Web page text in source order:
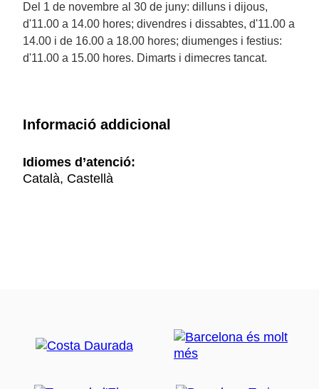
Del 1 de novembre al 30 de juny: dilluns i dijous,
d'11.00 a 14.00 hores; divendres i dissabtes, d'11.00 a
14.00 i de 16.00 a 18.00 hores; diumenges i festius:
d'11.00 a 15.00 hores. Dimarts i dimecres tancat.
Informació addicional
Idiomes d’atenció:
Català, Castellà